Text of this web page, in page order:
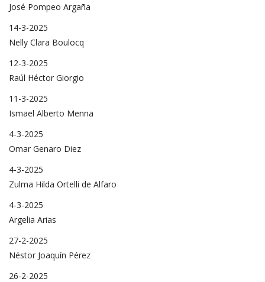
José Pompeo Argaña
14-3-2025
Nelly Clara Boulocq
12-3-2025
Raúl Héctor Giorgio
11-3-2025
Ismael Alberto Menna
4-3-2025
Omar Genaro Diez
4-3-2025
Zulma Hilda Ortelli de Alfaro
4-3-2025
Argelia Arias
27-2-2025
Néstor Joaquín Pérez
26-2-2025